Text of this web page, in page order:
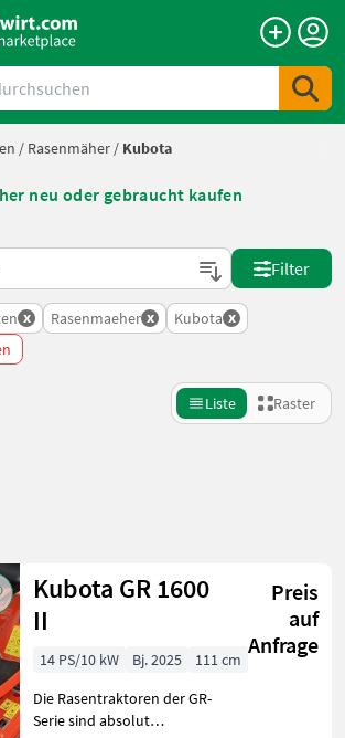
/ Rasenmäher / Kubota
neu oder gebraucht kaufen
sortiert
Filter
x Rasenmaeher x Kubota x
Liste Raster
Land Filter
2
anzeigen
Kubota GR 1600
II
Preis
auf
Anfrage
14 PS/10 kW Bj. 2025
111 cm
Die Rasentraktoren der GR-
Serie sind absolut